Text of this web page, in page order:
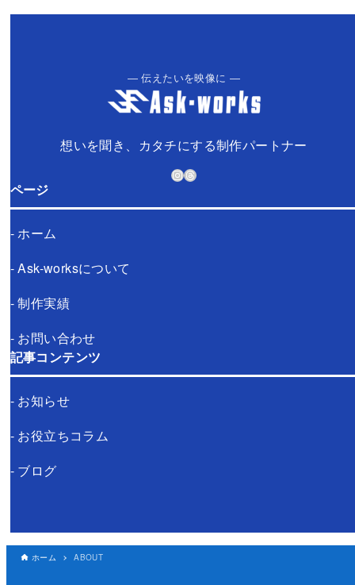
― 伝えたいを映像に ―
想いを聞き、カタチにする制作パートナー
Instagram
Threads
ページ
- ホーム
- Ask-worksについて
- 制作実績
- お問い合わせ
記事コンテンツ
- お知らせ
- お役立ちコラム
- ブログ
ホーム ABOUT